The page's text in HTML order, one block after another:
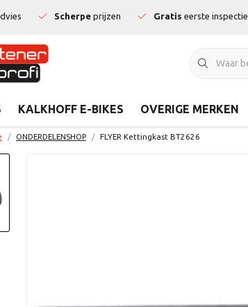
Scherpe prijzen Gratis eerste inspectie
KALKHOFF E-BIKES OVERIGE MERKEN
ONDERDELENSHOP FLYER Kettingkast BT2626